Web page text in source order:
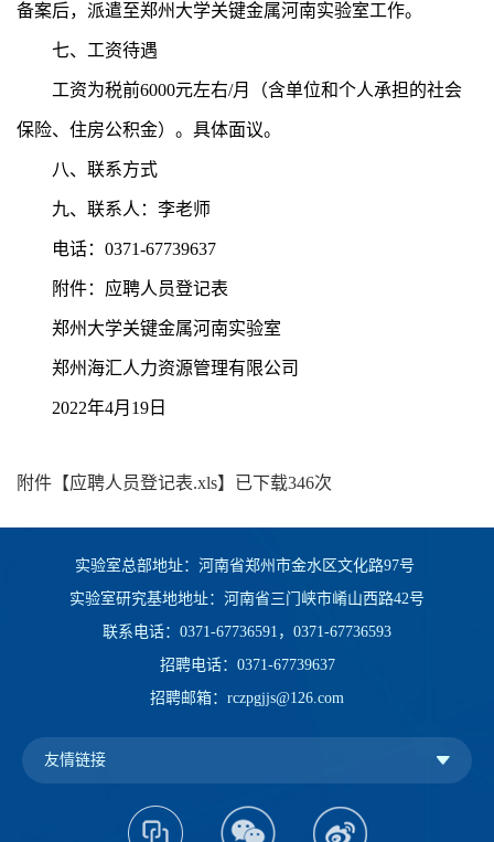
备案后，派遣至郑州大学关键金属河南实验室工作。
七、工资待遇
工资为税前6000元左右/月（含单位和个人承担的社会
保险、住房公积金）。具体面议。
八、联系方式
九、联系人：李老师
电话：0371-67739637
附件：应聘人员登记表
郑州大学关键金属河南实验室
郑州海汇人力资源管理有限公司
2022年4月19日
附件【应聘人员登记表.xls】已下载346次
实验室总部地址：河南省郑州市金水区文化路97号
实验室研究基地地址：河南省三门峡市崤山西路42号
联系电话：0371-67736591，0371-67736593
招聘电话：0371-67739637
招聘邮箱：rczpgjjs@126.com
友情链接